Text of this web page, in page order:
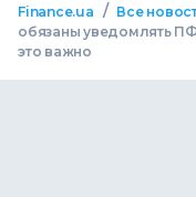
Finance.ua / Все
обязаны уведомлять
это важно